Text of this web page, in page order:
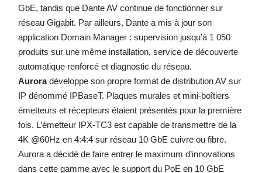
GbE, tandis que Dante AV continue de fonctionner sur
réseau Gigabit. Par ailleurs, Dante a mis à jour son
application Domain Manager : supervision jusqu’à 1 050
produits sur une même installation, service de découverte
automatique renforcé et diagnostic du réseau.
Auroradéveloppe son propre format de distribution AV sur
IP dénommé IPBaseT. Plaques murales et mini-boîtiers
émetteurs et récepteurs étaient présentés pour la première
fois. L’émetteur IPX-TC3 est capable de transmettre de la
4K @60Hz en 4:4:4 sur réseau 10 GbE cuivre ou fibre.
Aurora a décidé de faire entrer le maximum d’innovations
dans cette gamme avec le support du PoE en 10 GbE